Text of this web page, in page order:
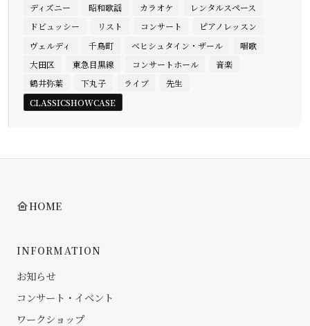
ディズニー 昭和歌謡 カラオケ
レンタルスペース
ドビュッシー
リスト コンサート
ピアノレッスン
ヴェルディ
千鳥町 ベヒシュタイン・ザール
唱歌
大田区
東急目黒線 コンサートホール
音楽
鶴井弥葉
下丸子 ライブ
先生
CLASSICSHOWCASE
HOME
INFORMATION
お知らせ
コンサート・イベント
ワークショップ